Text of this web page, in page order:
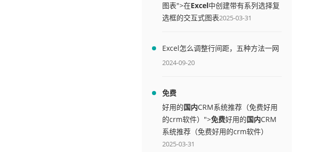
图表">在Excel中创建带有系列选择复
选框的交互式图表2025-03-31
Excel怎么调整行间距，五种方法一网
打尽
2024-09-20
免费
好用的国内CRM系统推荐（免费好用
的crm软件）">免费好用的国内CRM
系统推荐（免费好用的crm软件）
2025-03-31